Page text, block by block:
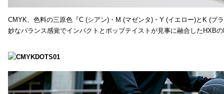
CMYK、色料の三原色『C (シアン)・M (マゼンタ)・Y (イエロー)とK (ブ
妙なバランス感覚でインパクトとポップテイストが見事に融合したHXB